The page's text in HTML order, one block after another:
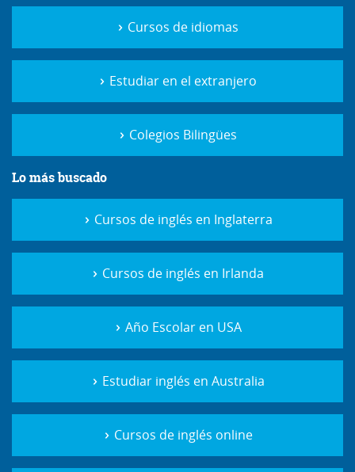
Cursos de idiomas
Estudiar en el extranjero
Colegios Bilingües
Lo más buscado
Cursos de inglés en Inglaterra
Cursos de inglés en Irlanda
Año Escolar en USA
Estudiar inglés en Australia
Cursos de inglés online